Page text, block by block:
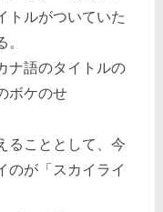
トルがついていた
語のタイトルの
ボケのせ
ることとして、今
のが「スカイライ